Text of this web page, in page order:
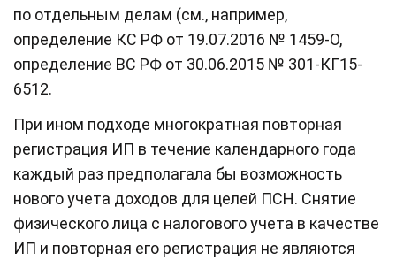
по отдельным делам (см., например,
определение КС РФ от 19.07.2016 № 1459-О,
определение ВС РФ от 30.06.2015 № 301-КГ15-
6512.
При ином подходе многократная повторная
регистрация ИП в течение календарного года
каждый раз предполагала бы возможность
нового учета доходов для целей ПСН. Снятие
физического лица с налогового учета в качестве
ИП и повторная его регистрация не являются